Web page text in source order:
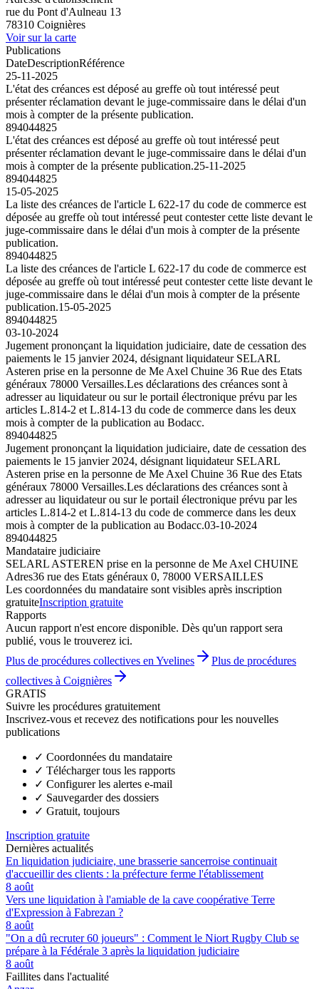
rue du Pont d'Aulneau 13
78310 Coignières
Voir sur la carte
Publications
DateDescriptionRéférence
25-11-2025
L'état des créances est déposé au greffe où tout intéressé peut
présenter réclamation devant le juge-commissaire dans le délai d'un
mois à compter de la présente publication.
894044825
L'état des créances est déposé au greffe où tout intéressé peut
présenter réclamation devant le juge-commissaire dans le délai d'un
mois à compter de la présente publication.25-11-2025
894044825
15-05-2025
La liste des créances de l'article L 622-17 du code de commerce est
déposée au greffe où tout intéressé peut contester cette liste devant le
juge-commissaire dans le délai d'un mois à compter de la présente
publication.
894044825
La liste des créances de l'article L 622-17 du code de commerce est
déposée au greffe où tout intéressé peut contester cette liste devant le
juge-commissaire dans le délai d'un mois à compter de la présente
publication.15-05-2025
894044825
03-10-2024
Jugement prononçant la liquidation judiciaire, date de cessation des
paiements le 15 janvier 2024, désignant liquidateur SELARL
Asteren prise en la personne de Me Axel Chuine 36 Rue des Etats
généraux 78000 Versailles.Les déclarations des créances sont à
adresser au liquidateur ou sur le portail électronique prévu par les
articles L.814-2 et L.814-13 du code de commerce dans les deux
mois à compter de la publication au Bodacc.
894044825
Jugement prononçant la liquidation judiciaire, date de cessation des
paiements le 15 janvier 2024, désignant liquidateur SELARL
Asteren prise en la personne de Me Axel Chuine 36 Rue des Etats
généraux 78000 Versailles.Les déclarations des créances sont à
adresser au liquidateur ou sur le portail électronique prévu par les
articles L.814-2 et L.814-13 du code de commerce dans les deux
mois à compter de la publication au Bodacc.03-10-2024
894044825
Mandataire judiciaire
SELARL ASTEREN prise en la personne de Me Axel CHUINE
Adres36 rue des Etats généraux 0, 78000 VERSAILLES
Les coordonnées du mandataire sont visibles après inscription
gratuiteInscription gratuite
Rapports
Aucun rapport n'est encore disponible. Dès qu'un rapport sera
publié, vous le trouverez ici.
Plus de procédures collectives en Yvelines
Plus de procédures
collectives à Coignières
GRATIS
Suivre les procédures gratuitement
Inscrivez-vous et recevez des notifications pour les nouvelles
publications
✓ Coordonnées du mandataire
✓ Télécharger tous les rapports
✓ Configurer les alertes e-mail
✓ Sauvegarder des dossiers
✓ Gratuit, toujours
Inscription gratuite
Dernières actualités
En liquidation judiciaire, une brasserie sancerroise continuait
d'accueillir des clients : la préfecture ferme l'établissement
8 août
Vers une liquidation à l'amiable de la cave coopérative Terre
d'Expression à Fabrezan ?
8 août
"On a dû recruter 60 joueurs" : Comment le Niort Rugby Club se
prépare à la Fédérale 3 après la liquidation judiciaire
8 août
Faillites dans l'actualité